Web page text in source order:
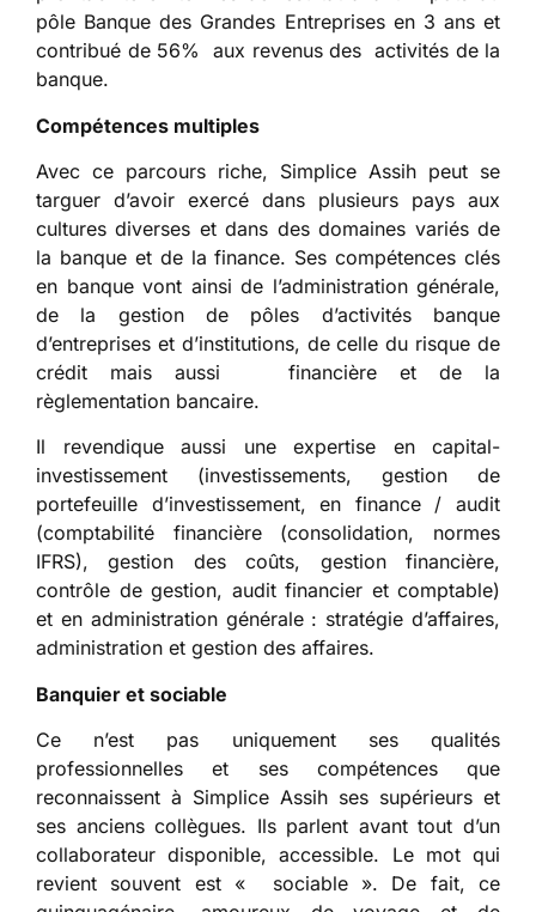
pôle Banque des Grandes Entreprises en 3 ans et
contribué de 56% aux revenus des activités de la
banque.
Compétences multiples
Avec ce parcours riche, Simplice Assih peut se
targuer d’avoir exercé dans plusieurs pays aux
cultures diverses et dans des domaines variés de
la banque et de la finance. Ses compétences clés
en banque vont ainsi de l’administration générale,
de la gestion de pôles d’activités banque
d’entreprises et d’institutions, de celle du risque de
crédit mais aussi financière et de la
règlementation bancaire.
Il revendique aussi une expertise en capital-
investissement (investissements, gestion de
portefeuille d’investissement, en finance / audit
(comptabilité financière (consolidation, normes
IFRS), gestion des coûts, gestion financière,
contrôle de gestion, audit financier et comptable)
et en administration générale : stratégie d’affaires,
administration et gestion des affaires.
Banquier et sociable
Ce n’est pas uniquement ses qualités
professionnelles et ses compétences que
reconnaissent à Simplice Assih ses supérieurs et
ses anciens collègues. Ils parlent avant tout d’un
collaborateur disponible, accessible. Le mot qui
revient souvent est « sociable ». De fait, ce